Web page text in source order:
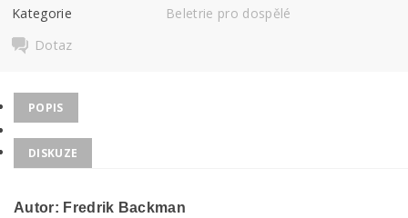
Kategorie
Beletrie pro dospělé
Dotaz
POPIS
DISKUZE
Autor: Fredrik Backman